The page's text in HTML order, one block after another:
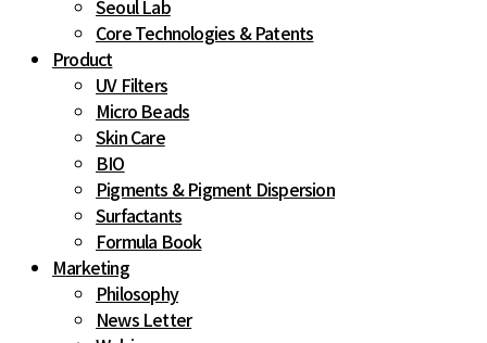
Seoul Lab
Core Technologies & Patents
Product
UV Filters
Micro Beads
Skin Care
BIO
Pigments & Pigment Dispersion
Surfactants
Formula Book
Marketing
Philosophy
News Letter